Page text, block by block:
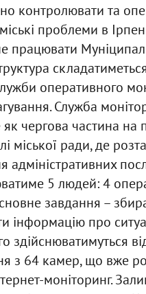
контролювати та
проблеми в
працювати
оперативного
Служба
чергова частина на
міської ради, де
адміністративних
5 людей: 4
завдання –
інформацію про
здійснюватимуться
з 64 камер, що вже
моніторинг.